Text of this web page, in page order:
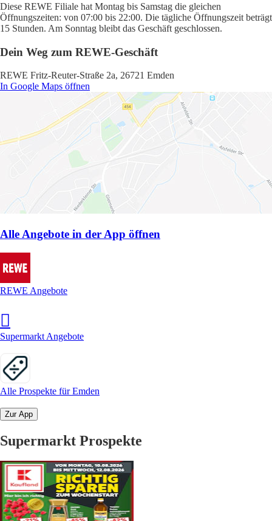
Diese REWE Filiale hat Montag bis Samstag die gleichen
Öffnungszeiten: von 07:00 bis 22:00. Die tägliche Öffnungszeit beträgt
15 Stunden. Am Sonntag bleibt das Geschäft geschlossen.
Dein Weg zum REWE-Geschäft
REWE Fritz-Reuter-Straße 2a, 26721 Emden
In Google Maps öffnen
Alle Angebote in der App öffnen
REWE Angebote
Supermarkt Angebote
Alle Prospekte für Emden
Zur App
Supermarkt Prospekte